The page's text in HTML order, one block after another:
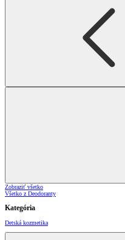
Zobraziť všetko
Všetko z Deodoranty
Kategória
Detská kozmetika